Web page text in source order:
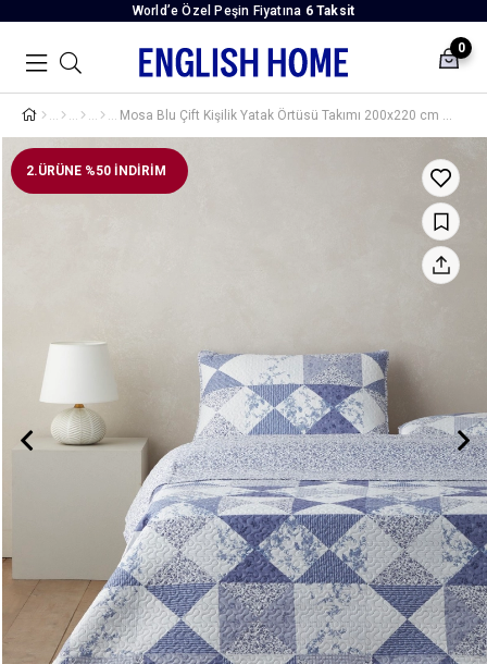
World’e Özel Peşin Fiyatına 6 Taksit
0
Mosa Blu Çift Kişilik Yatak Örtüsü Takımı 200x220 cm Lacivert
2.ÜRÜNE %50 İNDİRİM